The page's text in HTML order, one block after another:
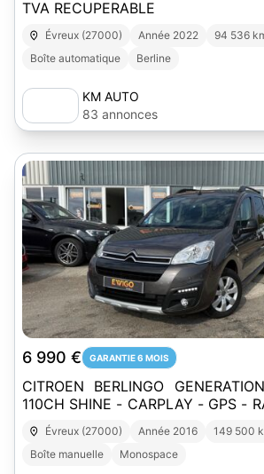
TVA RECUPERABLE
Évreux (27000) Année 2022 94 536
Boîte automatique
Berline
KM AUTO
83 annonces
6 990 € GARANTIE 6 MOIS
CITROEN BERLINGO
110CH SHINE - CARPLAY - GPS -
- CLIMATISATION
Évreux (27000) Année 2016 149 500
Boîte manuelle
Monospace